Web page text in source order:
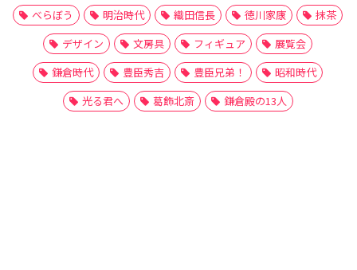
べらぼう
明治時代 織田信長 徳川家康
抹茶
デザイン
文房具 フィギュア
展覧会
鎌倉時代
豊臣秀吉 豊臣兄弟！
昭和時代
光る君へ
葛飾北斎 鎌倉殿の13人